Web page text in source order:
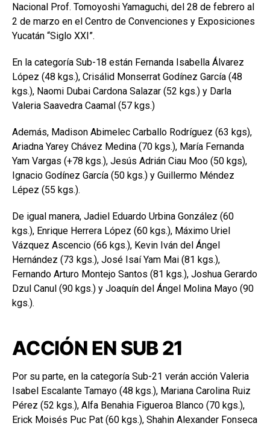
Nacional Prof. Tomoyoshi Yamaguchi, del 28 de febrero al
2 de marzo en el Centro de Convenciones y Exposiciones
Yucatán “Siglo XXI”.
En la categoría Sub-18 están Fernanda Isabella Álvarez
López (48 kgs.), ⁠Crisálid Monserrat Godínez García (48
kgs.), Naomi Dubai Cardona Salazar (52 kgs.) y Darla
Valeria Saavedra Caamal (57 kgs.)
Además, Madison Abimelec Carballo Rodríguez (63 kgs),
Ariadna Yarey Chávez Medina (70 kgs.), María Fernanda
Yam Vargas (+78 kgs.), Jesús Adrián Ciau Moo (50 kgs),
⁠Ignacio Godínez García (50 kgs.) y Guillermo Méndez
Lépez (55 kgs.).
⁠De igual manera, Jadiel Eduardo Urbina González (60
kgs.), ⁠Enrique Herrera López (60 kgs.), Máximo Uriel
Vázquez Ascencio (66 kgs.), Kevin Iván del Ángel
Hernández (73 kgs.), ⁠José Isaí Yam Mai (81 kgs.),
Fernando Arturo Montejo Santos (81 kgs.), Joshua Gerardo
Dzul Canul (90 kgs.) y Joaquín del Ángel Molina Mayo (90
kgs.).
ACCIÓN EN SUB 21
Por su parte, en la categoría Sub-21 verán acción Valeria
Isabel Escalante Tamayo (48 kgs.), Mariana Carolina Ruiz
Pérez (52 kgs.), Alfa Benahia Figueroa Blanco (70 kgs.),
Erick Moisés Puc Pat (60 kgs.), ⁠Shahin Alexander Fonseca